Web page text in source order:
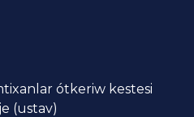
ótkeriw kestesi
(ustav)